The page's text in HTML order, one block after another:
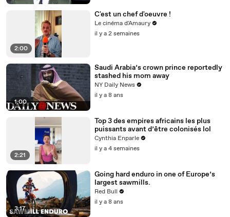
2:00
C'est un chef d'oeuvre !
Le cinéma d'Amaury
il y a 2 semaines
1:00
Saudi Arabia’s crown prince reportedly
stashed his mom away
NY Daily News
il y a 8 ans
2:21
Top 3 des empires africains les plus
puissants avant d’être colonisés lol
Cynthia Enparle
il y a 4 semaines
3:17
Going hard enduro in one of Europe’s
largest sawmills.
Red Bull
il y a 8 ans